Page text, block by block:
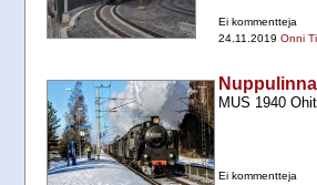
Ei kommentteja
24.11.2019 Onni
Nuppulinna
MUS 1940
Ei kommentteja